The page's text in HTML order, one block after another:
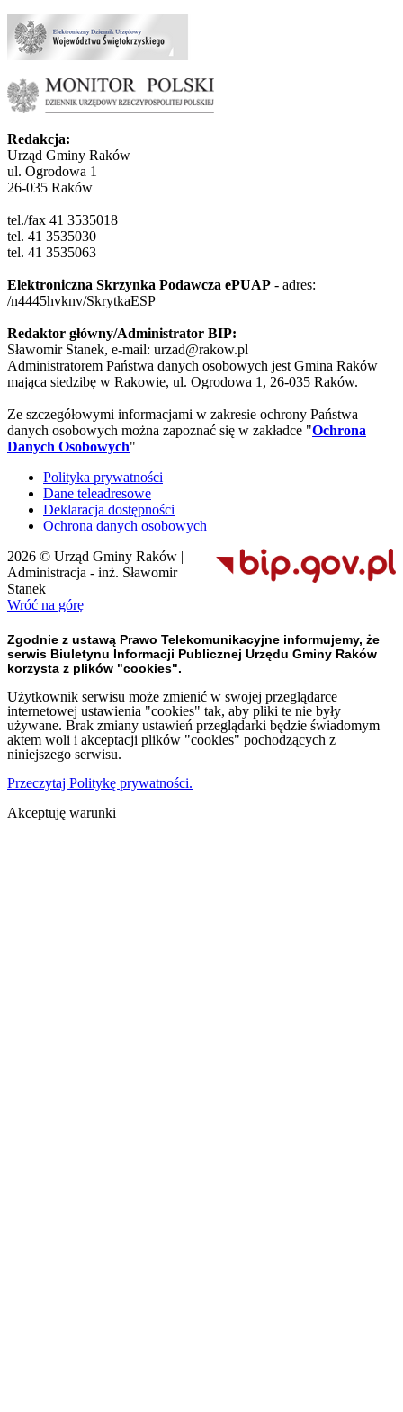
Redakcja:
Urząd Gminy Raków
ul. Ogrodowa 1
26-035 Raków
tel./fax 41 3535018
tel. 41 3535030
tel. 41 3535063
Elektroniczna Skrzynka Podawcza ePUAP - adres:
/n4445hvknv/SkrytkaESP
Redaktor główny/Administrator BIP:
Sławomir Stanek, e-mail: urzad@rakow.pl
Administratorem Państwa danych osobowych jest Gmina Raków
mająca siedzibę w Rakowie, ul. Ogrodowa 1, 26-035 Raków.
Ze szczegółowymi informacjami w zakresie ochrony Państwa
danych osobowych można zapoznać się w zakładce "Ochrona
Danych Osobowych"
Polityka prywatności
Dane teleadresowe
Deklaracja dostępności
Ochrona danych osobowych
2026 © Urząd Gminy Raków |
Administracja - inż. Sławomir
Stanek
Wróć na górę
Zgodnie z ustawą Prawo Telekomunikacyjne informujemy, że
serwis Biuletynu Informacji Publicznej Urzędu Gminy Raków
korzysta z plików "cookies".
Użytkownik serwisu może zmienić w swojej przeglądarce
internetowej ustawienia "cookies" tak, aby pliki te nie były
używane. Brak zmiany ustawień przeglądarki będzie świadomym
aktem woli i akceptacji plików "cookies" pochodzących z
niniejszego serwisu.
Przeczytaj Politykę prywatności.
Akceptuję warunki